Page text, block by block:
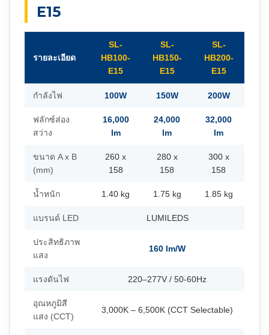
E15
รายละเอียด
SL-
HB100-
E15
SL-
HB150-
E15
SL-
HB200-
E15
กำลังไฟ 100W 150W 200W
ฟลักซ์ส่อง
สว่าง
16,000
lm
24,000
lm
32,000
lm
ขนาด A x B
(mm)
260 x
158
280 x
158
300 x
158
น้ำหนัก 1.40 kg 1.75 kg 1.85 kg
แบรนด์ LED LUMILEDS
ประสิทธิภาพ
แสง
160 lm/W
แรงดันไฟ 220–277V / 50-60Hz
อุณหภูมิสี
แสง (CCT)
3,000K – 6,500K (CCT Selectable)